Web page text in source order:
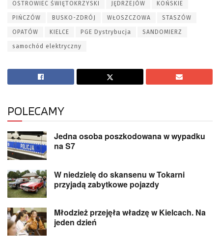
OSTROWIEC ŚWIĘTOKRZYSKI JĘDRZEJÓW KOŃSKIE
PIŃCZÓW BUSKO-ZDRÓJ WŁOSZCZOWA STASZÓW
OPATÓW KIELCE PGE Dystrybucja SANDOMIERZ
samochód elektryczny
POLECAMY
Jedna osoba poszkodowana w wypadku
na S7
W niedzielę do skansenu w Tokarni
przyjadą zabytkowe pojazdy
Młodzież przejęła władzę w Kielcach. Na
jeden dzień